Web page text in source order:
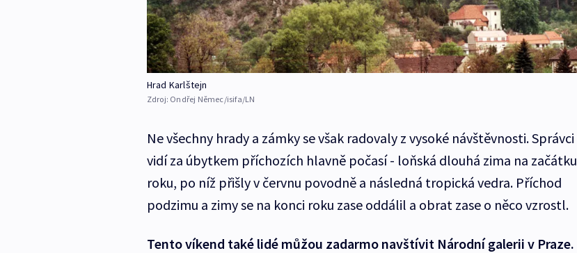
Hrad Karlštejn
Zdroj: Ondřej Němec/isifa/LN
Ne všechny hrady a zámky se však radovaly z vysoké návštěvnosti. Správci
vidí za úbytkem příchozích hlavně počasí - loňská dlouhá zima na začátku
roku, po níž přišly v červnu povodně a následná tropická vedra. Příchod
podzimu a zimy se na konci roku zase oddálil a obrat zase o něco vzrostl.
Tento víkend také lidé můžou zadarmo navštívit Národní galerii v Praze.